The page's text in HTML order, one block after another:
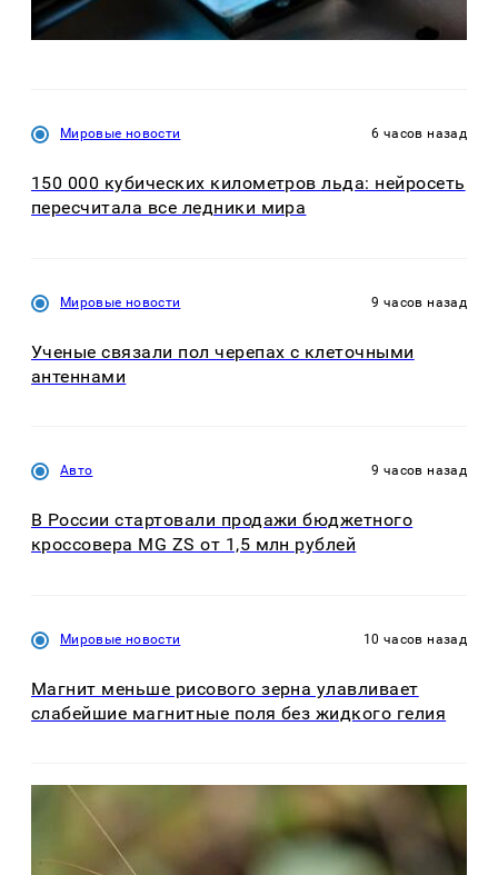
Мировые новости 6 часов назад
150 000 кубических километров льда: нейросеть
пересчитала все ледники мира
Мировые новости 9 часов назад
Ученые связали пол черепах с клеточными
антеннами
Авто 9 часов назад
В России стартовали продажи бюджетного
кроссовера MG ZS от 1,5 млн рублей
Мировые новости 10 часов назад
Магнит меньше рисового зерна улавливает
слабейшие магнитные поля без жидкого гелия